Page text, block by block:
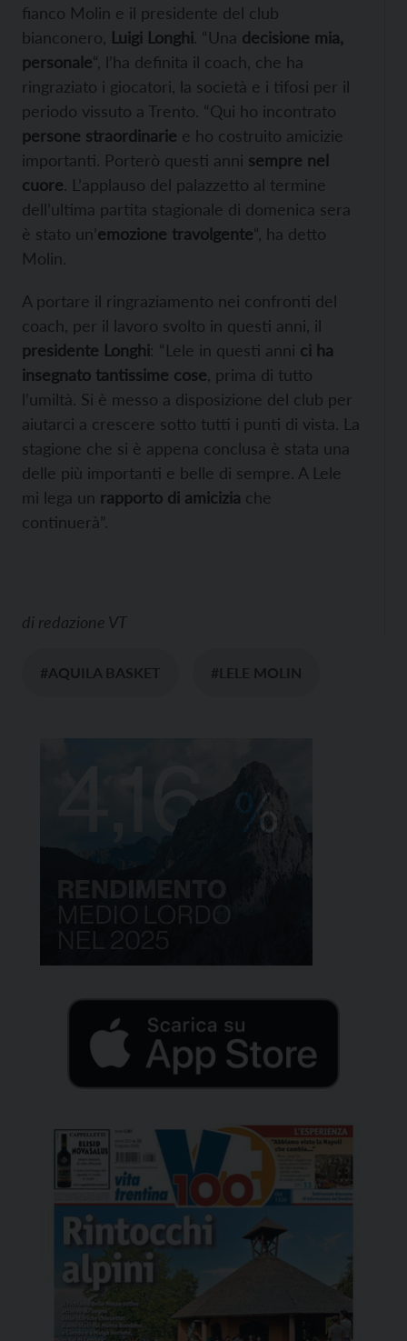
fianco Molin e il presidente del club
bianconero, Luigi Longhi. “Una decisione mia,
personale“, l’ha definita il coach, che ha
ringraziato i giocatori, la società e i tifosi per il
periodo vissuto a Trento. “Qui ho incontrato
persone straordinarie e ho costruito amicizie
importanti. Porterò questi anni sempre nel
cuore. L’applauso del palazzetto al termine
dell’ultima partita stagionale di domenica sera
è stato un’emozione travolgente“, ha detto
Molin.
A portare il ringraziamento nei confronti del
coach, per il lavoro svolto in questi anni, il
presidente Longhi: “Lele in questi anni ci ha
insegnato tantissime cose , prima di tutto
l’umiltà. Si è messo a disposizione del club per
aiutarci a crescere sotto tutti i punti di vista. La
stagione che si è appena conclusa è stata una
delle più importanti e belle di sempre. A Lele
mi lega un rapporto di amicizia che
continuerà”.
di redazione VT
#AQUILA BASKET #LELE MOLIN